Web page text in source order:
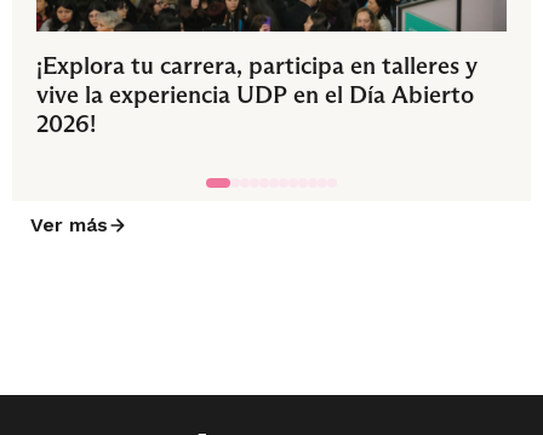
¡Explora tu carrera, participa en talleres y
vive la experiencia UDP en el Día Abierto
2026!
Ver más